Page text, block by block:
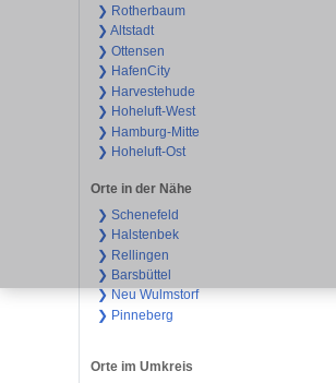
❯ Rotherbaum
❯ Altstadt
❯ Ottensen
❯ HafenCity
❯ Harvestehude
❯ Hoheluft-West
❯ Hamburg-Mitte
❯ Hoheluft-Ost
Orte in der Nähe
❯ Schenefeld
❯ Halstenbek
❯ Rellingen
❯ Barsbüttel
❯ Neu Wulmstorf
❯ Pinneberg
Orte im Umkreis